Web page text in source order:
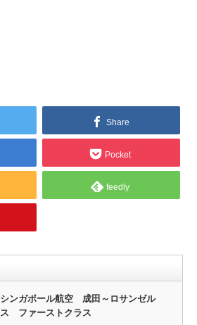
Share
Pocket
feedly
シンガポール航空 成田～ロサンゼル
ス ファーストクラス